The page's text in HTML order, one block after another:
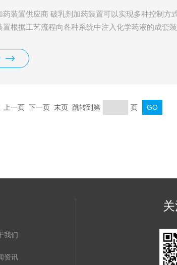
药装置供应商 破乳剂加药装置可以实现多种控制
置根据工艺流程向各种系统中注入化学药液的成套
上一页 下一页 末页 跳转到第 页
我们
资讯